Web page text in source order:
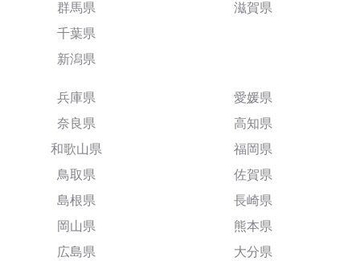
群馬県
千葉県
新潟県
滋賀県
兵庫県
奈良県
和歌山県
鳥取県
島根県
岡山県
広島県
愛媛県
高知県
福岡県
佐賀県
長崎県
熊本県
大分県